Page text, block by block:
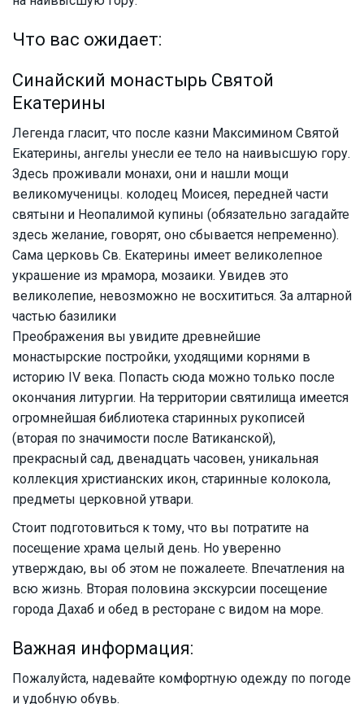
Что вас ожидает:
Синайский монастырь Святой
Екатерины
Легенда гласит, что после казни Максимином Святой
Екатерины, ангелы унесли ее тело на наивысшую гору.
Здесь проживали монахи, они и нашли мощи
великомученицы. колодец Моисея, передней части
святыни и Неопалимой купины (обязательно загадайте
здесь желание, говорят, оно сбывается непременно).
Сама церковь Св. Екатерины имеет великолепное
украшение из мрамора, мозаики. Увидев это
великолепие, невозможно не восхититься. За алтарной
частью базилики
Преображения вы увидите древнейшие
монастырские постройки, уходящими корнями в
историю IV века. Попасть сюда можно только после
окончания литургии. На территории святилища имеется
огромнейшая библиотека старинных рукописей
(вторая по значимости после Ватиканской),
прекрасный сад, двенадцать часовен, уникальная
коллекция христианских икон, старинные колокола,
предметы церковной утвари.
Стоит подготовиться к тому, что вы потратите на
посещение храма целый день. Но уверенно
утверждаю, вы об этом не пожалеете. Впечатления на
всю жизнь. Вторая половина экскурсии посещение
города Дахаб и обед в ресторане с видом на море.
Важная информация:
Пожалуйста, надевайте комфортную одежду по погоде
и удобную обувь.